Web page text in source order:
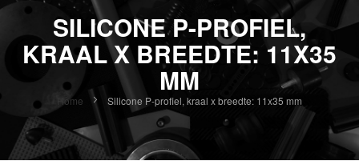
SILICONE P-PROFIEL,
KRAAL X BREEDTE: 11X35
MM
Home Silicone P-profiel, kraal x breedte: 11x35 mm